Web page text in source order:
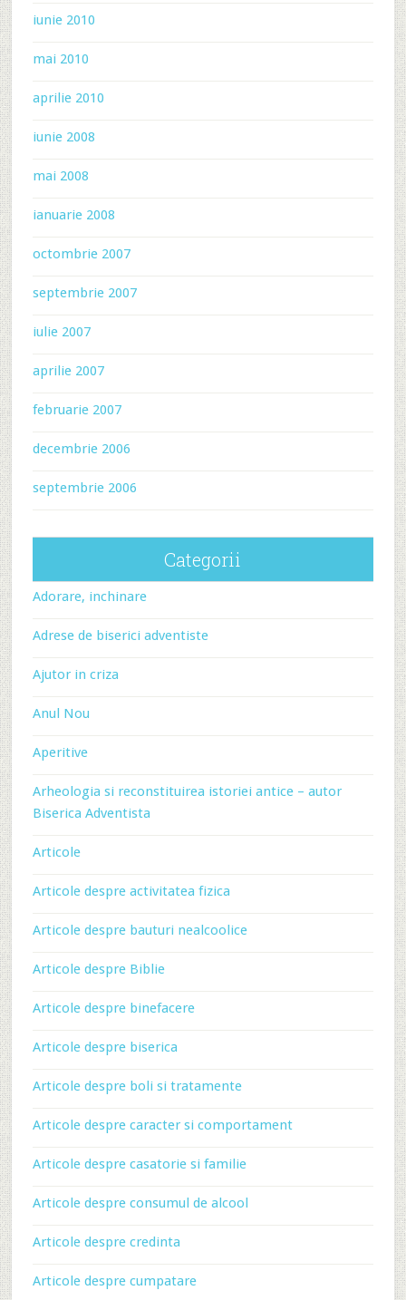
iunie 2010
mai 2010
aprilie 2010
iunie 2008
mai 2008
ianuarie 2008
octombrie 2007
septembrie 2007
iulie 2007
aprilie 2007
februarie 2007
decembrie 2006
septembrie 2006
Categorii
Adorare, inchinare
Adrese de biserici adventiste
Ajutor in criza
Anul Nou
Aperitive
Arheologia si reconstituirea istoriei antice – autor
Biserica Adventista
Articole
Articole despre activitatea fizica
Articole despre bauturi nealcoolice
Articole despre Biblie
Articole despre binefacere
Articole despre biserica
Articole despre boli si tratamente
Articole despre caracter si comportament
Articole despre casatorie si familie
Articole despre consumul de alcool
Articole despre credinta
Articole despre cumpatare